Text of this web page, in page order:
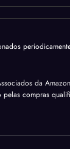
da
pelas compras